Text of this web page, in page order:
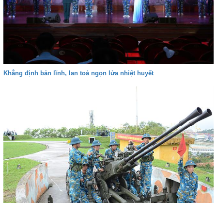
Khẳng định bản lĩnh, lan toả ngọn lửa nhiệt huyết